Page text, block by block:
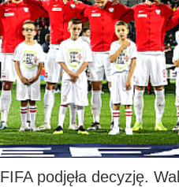
FIFA podjęła decyzję.